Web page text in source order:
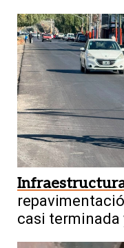
casi terminada